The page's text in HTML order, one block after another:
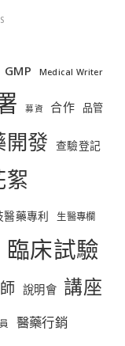
GMP Medical Writer
募資 合作 品管
開發 查驗登記
絮
醫藥專利 生醫專欄
臨床試驗
說明會 講座
醫藥行銷